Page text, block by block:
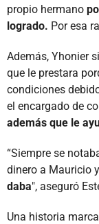
propio hermano
logrado. Por esa
Además, Yhonier
que le prestara
condiciones
el encargado de
además que le
“Siempre se
dinero a Mauricio
daba", aseguró
Una historia